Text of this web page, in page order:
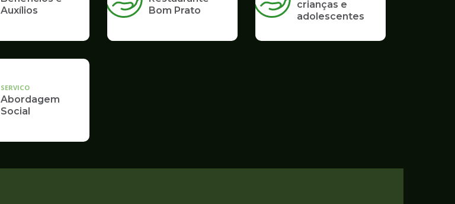
Auxílios
Bom Prato
crianças e
adolescentes
SERVICO
Abordagem
Social